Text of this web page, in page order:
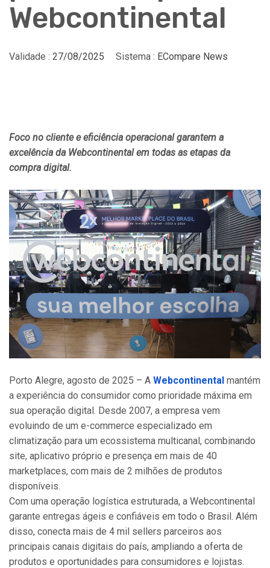
Webcontinental
Validade : 27/08/2025 Sistema : ECompare News
Foco no cliente e eficiência operacional garantem a
excelência da Webcontinental em todas as etapas da
compra digital.
Porto Alegre, agosto de 2025 – A Webcontinental mantém
a experiência do consumidor como prioridade máxima em
sua operação digital. Desde 2007, a empresa vem
evoluindo de um e-commerce especializado em
climatização para um ecossistema multicanal, combinando
site, aplicativo próprio e presença em mais de 40
marketplaces, com mais de 2 milhões de produtos
disponíveis.
Com uma operação logística estruturada, a Webcontinental
garante entregas ágeis e confiáveis em todo o Brasil. Além
disso, conecta mais de 4 mil sellers parceiros aos
principais canais digitais do país, ampliando a oferta de
produtos e oportunidades para consumidores e lojistas.